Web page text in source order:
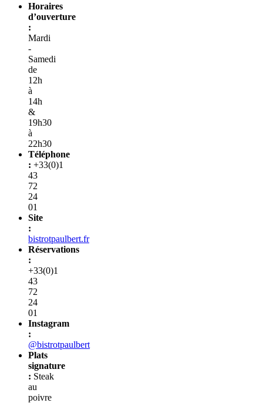
Horaires
d’ouverture
:
Mardi
-
Samedi
de
12h
à
14h
&
19h30
à
22h30
Téléphone
: +33(0)1
43
72
24
01
Site
:
bistrotpaulbert.fr
Réservations
:
+33(0)1
43
72
24
01
Instagram
:
@bistrotpaulbert
Plats
signature
: Steak
au
poivre